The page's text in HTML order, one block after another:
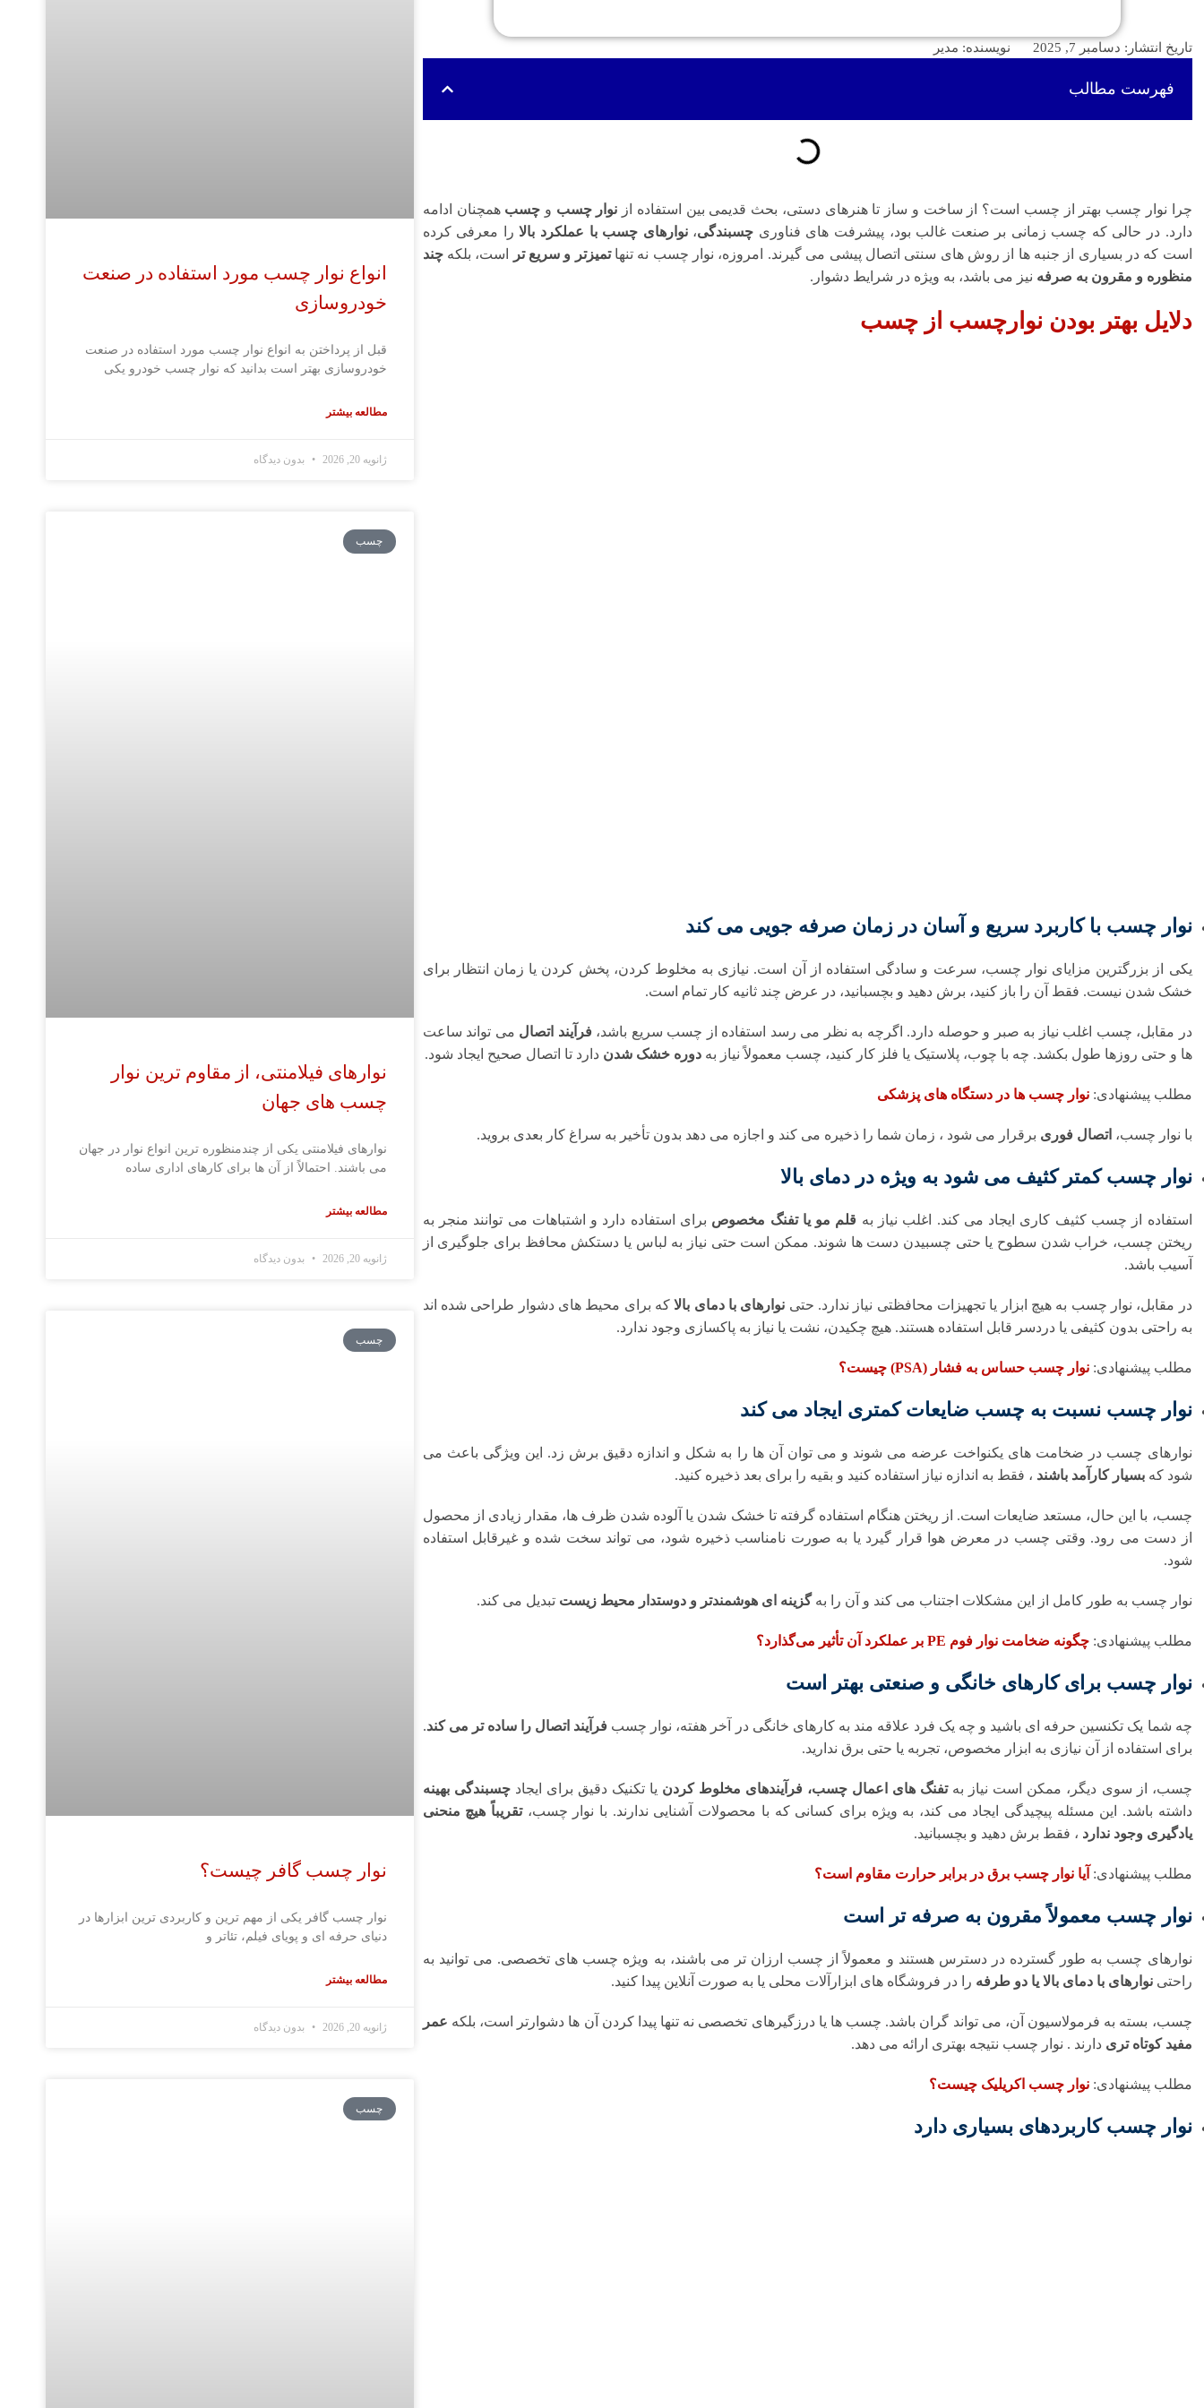
تاریخ انتشار: دسامبر 7, 2025 نویسنده: مدیر
فهرست مطالب
چرا نوار چسب بهتر از چسب است؟ از ساخت و ساز تا هنرهای دستی، بحث قدیمی بین استفاده از نوار چسب و چسب همچنان ادامه
دارد. در حالی که چسب زمانی بر صنعت غالب بود، پیشرفت های فناوری چسبندگی،نوارهای چسب با عملکرد بالارا معرفی کرده
است که در بسیاری از جنبه ها از روش های سنتی اتصال پیشی می گیرند. امروزه، نوار چسب نه تنهاتمیزتر و سریع تر است، بلکهچند
منظوره و مقرون به صرفه نیز می باشد، به ویژه در شرایط دشوار.
دلایل بهتر بودن نوارچسب از چسب
نوار چسب با کاربرد سریع و آسان در زمان صرفه جویی می کند
یکی از بزرگترین مزایای نوار چسب، سرعت و سادگی استفاده از آن است. نیازی به مخلوط کردن، پخش کردن یا زمان انتظار برای
خشک شدن نیست. فقط آن را باز کنید، برش دهید و بچسبانید، در عرض چند ثانیه کار تمام است.
در مقابل، چسب اغلب نیاز به صبر و حوصله دارد. اگرچه به نظر می رسد استفاده از چسب سریع باشد، فرآیند اتصال می تواند ساعت
ها و حتی روزها طول بکشد. چه با چوب، پلاستیک یا فلز کار کنید، چسب معمولاً نیاز بهدوره خشک شدن دارد تا اتصال صحیح ایجاد شود.
مطلب پیشنهادی:نوار چسب ها در دستگاه‌ های پزشکی
با نوار چسب، اتصال فوری برقرار می شود ، زمان شما را ذخیره می کند و اجازه می دهد بدون تأخیر به سراغ کار بعدی بروید.
نوار چسب کمتر کثیف می شود به ویژه در دمای بالا
استفاده از چسب کثیف کاری ایجاد می کند. اغلب نیاز به قلم مو یا تفنگ مخصوص برای استفاده دارد و اشتباهات می توانند منجر به
ریختن چسب، خراب شدن سطوح یا حتی چسبیدن دست ها شوند. ممکن است حتی نیاز به لباس یا دستکش محافظ برای جلوگیری از
آسیب باشد.
در مقابل، نوار چسب به هیچ ابزار یا تجهیزات محافظتی نیاز ندارد. حتی نوارهای با دمای بالاکه برای محیط های دشوار طراحی شده اند
به راحتی بدون کثیفی یا دردسر قابل استفاده هستند. هیچ چکیدن، نشت یا نیاز به پاکسازی وجود ندارد.
مطلب پیشنهادی:نوار چسب حساس به فشار (PSA) چیست؟
نوار چسب نسبت به چسب ضایعات کمتری ایجاد می کند
نوارهای چسب در ضخامت های یکنواخت عرضه می شوند و می توان آن ها را به شکل و اندازه دقیق برش زد. این ویژگی باعث می
شود کهبسیار کارآمد باشند ، فقط به اندازه نیاز استفاده کنید و بقیه را برای بعد ذخیره کنید.
چسب، با این حال، مستعد ضایعات است. از ریختن هنگام استفاده گرفته تا خشک شدن یا آلوده شدن ظرف ها، مقدار زیادی از محصول
از دست می رود. وقتی چسب در معرض هوا قرار گیرد یا به صورت نامناسب ذخیره شود، می تواند سخت شده و غیرقابل استفاده
شود.
نوار چسب به طور کامل از این مشکلات اجتناب می کند و آن را بهگزینه ای هوشمندتر و دوستدار محیط زیست تبدیل می کند.
مطلب پیشنهادی:چگونه ضخامت نوار فوم PE بر عملکرد آن تأثیر می‌گذارد؟
نوار چسب برای کارهای خانگی و صنعتی بهتر است
چه شما یک تکنسین حرفه ای باشید و چه یک فرد علاقه مند به کارهای خانگی در آخر هفته، نوار چسب فرآیند اتصال را ساده تر می کند.
برای استفاده از آن نیازی به ابزار مخصوص، تجربه یا حتی برق ندارید.
چسب، از سوی دیگر، ممکن است نیاز بهتفنگ های اعمال چسب، فرآیندهای مخلوط کردن یا تکنیک دقیق برای ایجادچسبندگی بهینه
داشته باشد. این مسئله پیچیدگی ایجاد می کند، به ویژه برای کسانی که با محصولات آشنایی ندارند. با نوار چسب،تقریباً هیچ منحنی
یادگیری وجود ندارد ، فقط برش دهید و بچسبانید.
مطلب پیشنهادی: آیا نوار چسب برق در برابر حرارت مقاوم است؟
نوار چسب معمولاً مقرون به صرفه تر است
نوارهای چسب به طور گسترده در دسترس هستند و معمولاً از چسب ارزان تر می باشند، به ویژه چسب های تخصصی. می توانید به
راحتینوارهای با دمای بالا یا دو طرفه را در فروشگاه های ابزارآلات محلی یا به صورت آنلاین پیدا کنید.
چسب، بسته به فرمولاسیون آن، می تواند گران باشد. چسب ها یا درزگیرهای تخصصی نه تنها پیدا کردن آن ها دشوارتر است، بلکه عمر
مفید کوتاه تری دارند . نوار چسب نتیجه بهتری ارائه می دهد.
مطلب پیشنهادی:نوار چسب اکریلیک چیست؟
نوار چسب کاربردهای بسیاری دارد
انواع نوار چسب مورد استفاده در صنعت
خودروسازی
قبل از پرداختن به انواع نوار چسب مورد استفاده در صنعت
خودروسازی بهتر است بدانید که نوار چسب خودرو یکی
مطالعه بیشتر
ژانویه 20, 2026 بدون دیدگاه
چسب
نوارهای فیلامنتی، از مقاوم ترین نوار
چسب های جهان
نوارهای فیلامنتی یکی از چندمنظوره ترین انواع نوار در جهان
می باشند. احتمالاً از آن ها برای کارهای اداری ساده
مطالعه بیشتر
ژانویه 20, 2026 بدون دیدگاه
چسب
نوار چسب گافر چیست؟
نوار چسب گافر یکی از مهم ترین و کاربردی ترین ابزارها در
دنیای حرفه ای و پویای فیلم، تئاتر و
مطالعه بیشتر
ژانویه 20, 2026 بدون دیدگاه
چسب